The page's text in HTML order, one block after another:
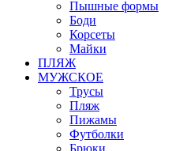
Пышные формы
Боди
Корсеты
Майки
ПЛЯЖ
МУЖСКОЕ
Трусы
Пляж
Пижамы
Футболки
Брюки